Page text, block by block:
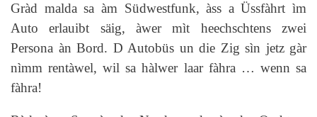
Gràd malda sa àm Südwestfunk, àss a Üssfàhrt ìm
Auto erlauibt säig, àwer mìt heechschtens zwei
Persona àn Bord. D Autobüs un die Zig sìn jetz gàr
nìmm rentàwel, wil sa hàlwer laar fàhra … wenn sa
fàhra!